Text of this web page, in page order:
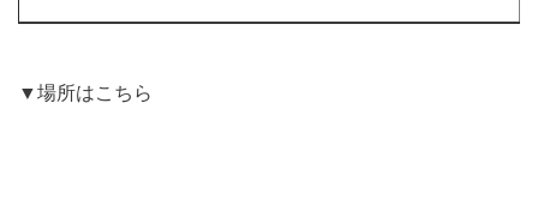
▼場所はこちら